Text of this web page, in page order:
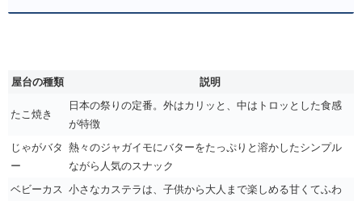
屋台の種類 説明
たこ焼き
日本の祭りの定番。外はカリッと、中はトロッとした食感
が特徴
じゃがバタ
ー
熱々のジャガイモにバターをたっぷりと溶かしたシンプル
ながら人気のスナック
ベビーカス 小さなカステラは、子供から大人まで楽しめる甘くてふわ